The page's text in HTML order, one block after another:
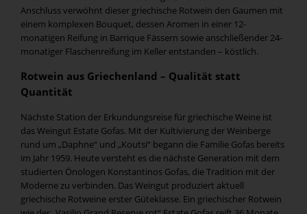
Anschluss verwöhnt dieser griechische Rotwein den Gaumen mit
einem komplexen Bouquet, dessen Aromen in einer 12-
monatigen Reifung in Barrique Fässern sowie anschließender 24-
monatiger Flaschenreifung im Keller entstanden – köstlich.
Rotwein aus Griechenland – Qualität statt
Quantität
Nächste Station der Erkundungsreise für griechische Weine ist
das Weingut Estate Gofas. Mit der Kultivierung der Weinberge
rund um „Daphne“ und „Koutsi“ begann die Familie Gofas bereits
im Jahr 1959. Heute versteht es die nächste Generation mit dem
studierten Önologen Konstantinos Gofas, die Tradition mit der
Moderne zu verbinden. Das Weingut produziert aktuell
griechische Rotweine erster Güteklasse. Ein griechischer Rotwein